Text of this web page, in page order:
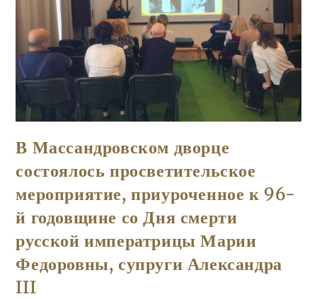
В Массандровском дворце
состоялось просветительское
мероприятие, приуроченное к 96-
й годовщине со Дня смерти
русской императрицы Марии
Федоровны, супруги Александра
III